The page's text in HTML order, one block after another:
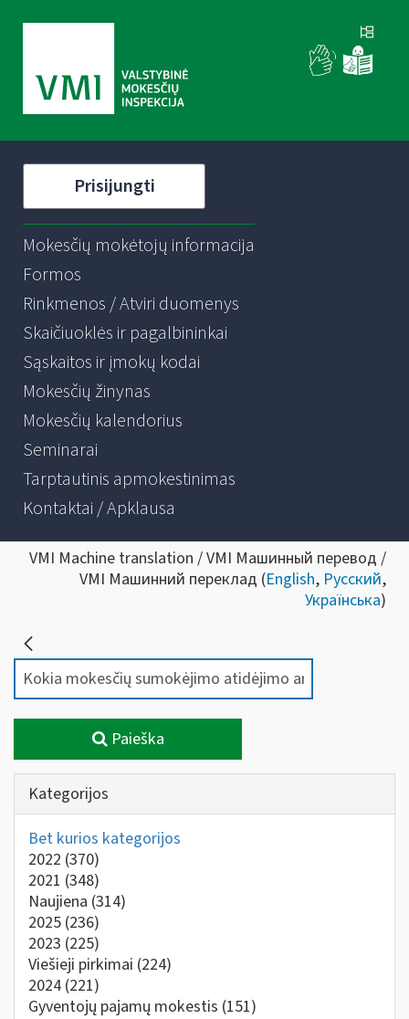
Prisijungti
Mokesčių mokėtojų informacija
Formos
Rinkmenos / Atviri duomenys
Skaičiuoklės ir pagalbininkai
Sąskaitos ir įmokų kodai
Mokesčių žinynas
Mokesčių kalendorius
Seminarai
Tarptautinis apmokestinimas
Kontaktai / Apklausa
VMI Machine translation / VMI Машинный перевод /
VMI Машинний переклад (English, Русский,
Українська)
Paieška
Kategorijos
Bet kurios kategorijos
2022 (370)
2021 (348)
Naujiena (314)
2025 (236)
2023 (225)
Viešieji pirkimai (224)
2024 (221)
Gyventojų pajamų mokestis (151)